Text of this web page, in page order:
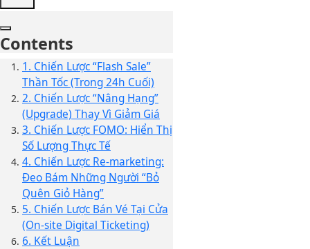
Contents
1. Chiến Lược “Flash Sale”
Thần Tốc (Trong 24h Cuối)
2. Chiến Lược “Nâng Hạng”
(Upgrade) Thay Vì Giảm Giá
3. Chiến Lược FOMO: Hiển Thị
Số Lượng Thực Tế
4. Chiến Lược Re-marketing:
Đeo Bám Những Người “Bỏ
Quên Giỏ Hàng”
5. Chiến Lược Bán Vé Tại Cửa
(On-site Digital Ticketing)
6. Kết Luận